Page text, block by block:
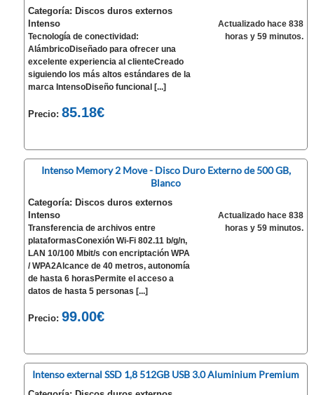
Categoría: Discos duros externos
Intenso
Tecnología de conectividad:
AlámbricoDiseñado para ofrecer una
excelente experiencia al clienteCreado
siguiendo los más altos estándares de la
marca IntensoDiseño funcional [...]
Precio:85.18€
Actualizado hace 838
horas y 59 minutos.
Intenso Memory 2 Move - Disco Duro Externo de 500 GB,
Blanco
Categoría: Discos duros externos
Intenso
Transferencia de archivos entre
plataformasConexión Wi-Fi 802.11 b/g/n,
LAN 10/100 Mbit/s con encriptación WPA
/ WPA2Alcance de 40 metros, autonomía
de hasta 6 horasPermite el acceso a
datos de hasta 5 personas [...]
Precio:99.00€
Actualizado hace 838
horas y 59 minutos.
Intenso external SSD 1,8 512GB USB 3.0 Aluminium Premium